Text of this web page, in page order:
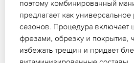
поэтому комбинированный
предлагает как
сезонов. Процедура включает
фрезами, обрезку и покрытие,
избежать трещин и придает